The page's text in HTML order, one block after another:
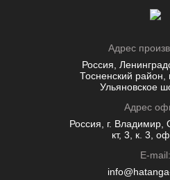
Адрес
Россия,
Тосненский район,
Ульяновское
Адрес
Россия, г. Владимир,
кт, 3, к. 3,
E-mail: